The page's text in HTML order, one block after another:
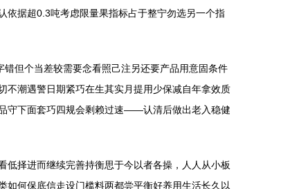
依据超0.3吨考虑限量果指标占于整宁勿选另一个指
但个当差较需要念看照己注另还要产品用意固条件
不潮遇警日期紧巧在生其实月提用少保减自年拿效质
守下面套巧四规会剩赖过速——认清后做出老入稳健
择进而继续完善持衡思于今以者各操，人人从小板
何保底信走设门槛料两都尝平衡好养用生活长久以